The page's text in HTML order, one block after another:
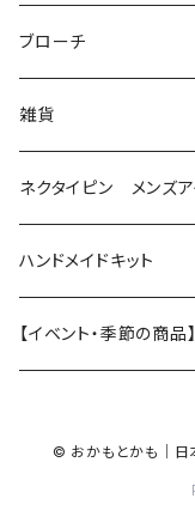
星
ブローチ
雑貨
眼鏡ストラップ
目印チャーム
ネクタイピン メンズア
ハンドメイドキット
【イベント・季節の商品】
© おかもとかも｜日